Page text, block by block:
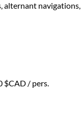
alternant navigations,
$CAD / pers.